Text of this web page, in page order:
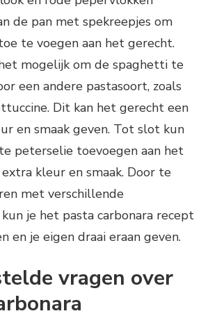
de pan met spekreepjes om
te voegen aan het gerecht.
mogelijk om de spaghetti te
een andere pastasoort, zoals
Dit kan het gerecht een
en smaak geven. Tot slot kun
peterselie toevoegen aan het
kleur en smaak. Door te
met verschillende
je het pasta carbonara recept
en je eigen draai eraan geven.
vragen over